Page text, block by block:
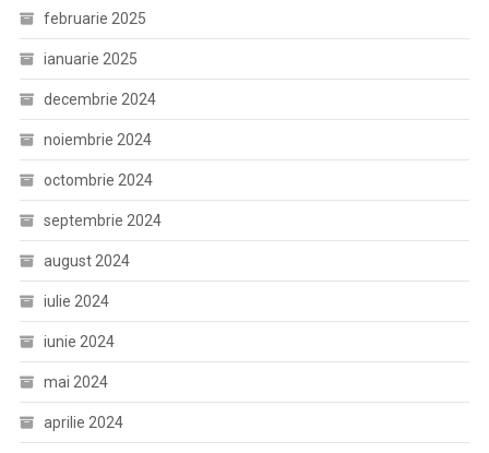
februarie 2025
ianuarie 2025
decembrie 2024
noiembrie 2024
octombrie 2024
septembrie 2024
august 2024
iulie 2024
iunie 2024
mai 2024
aprilie 2024